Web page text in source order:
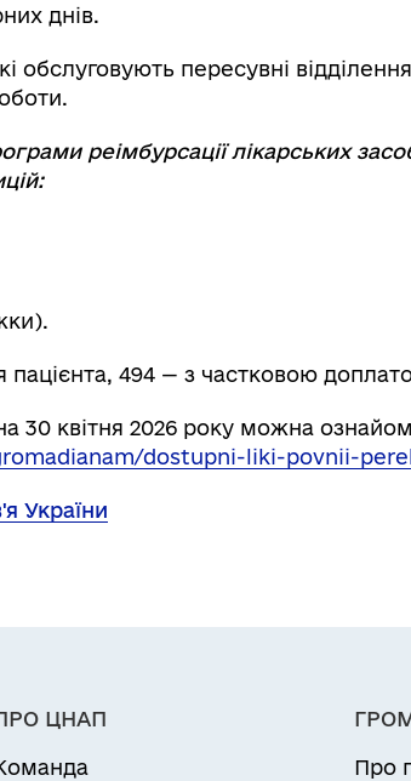
днів.
обслуговують пересувні
реімбурсації лікарських
пацієнта, 494 — з частковою
30 квітня 2026 року можна
dostupni-liki-povnii-
України
ЦНАП
Про